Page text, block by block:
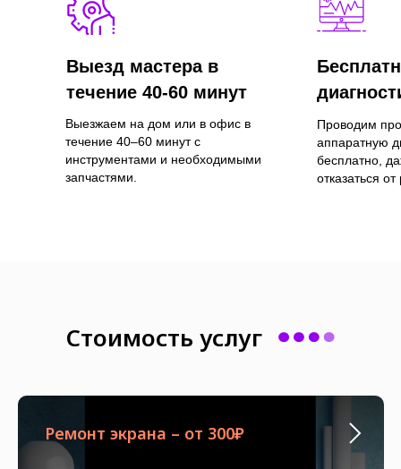
Выезжаем на дом или в офис в
течение 40–60 минут с
инструментами и необходимыми
запчастями.
Проводим
аппаратную
бесплатно,
отказаться
Выезд мастера в
течение 40-60 минут
Стоимость услуг
Ремонт экрана – от 300₽